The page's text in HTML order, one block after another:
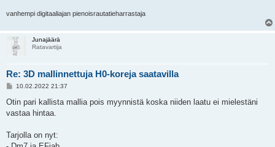
vanhempi digitaaliajan pienoisrautatieharrastaja
Junajäärä
Ratavartija
Re: 3D mallinnettuja H0-koreja saatavilla
V
e
t
10.02.2022 21:37
Otin pari kallista mallia pois myynnistä koska niiden laatu ei mielestäni
vastaa hintaa.
Tarjolla on nyt: